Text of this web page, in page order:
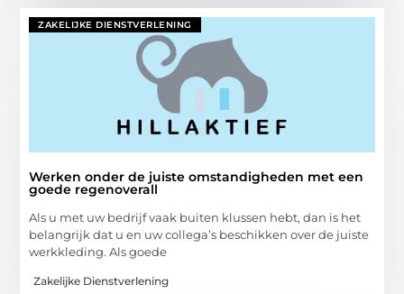
ZAKELIJKE DIENSTVERLENING
Werken onder de juiste omstandigheden met een
goede regenoverall
Als u met uw bedrijf vaak buiten klussen hebt, dan is het
belangrijk dat u en uw collega’s beschikken over de juiste
werkkleding. Als goede
Zakelijke Dienstverlening